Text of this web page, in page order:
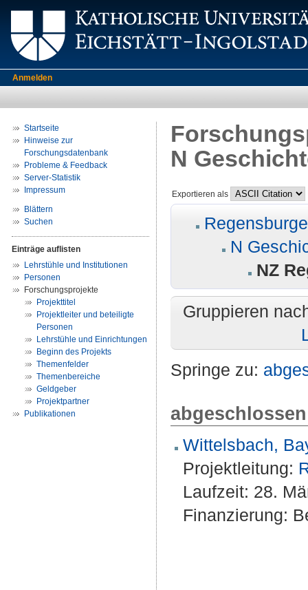
Anmelden
Startseite
Hinweise zur
Forschungsdatenbank
Probleme & Feedback
Server-Statistik
Impressum
Blättern
Suchen
Einträge auflisten
Lehrstühle und Institutionen
Personen
Forschungsprojekte
Projekttitel
Projektleiter und beteiligte
Personen
Lehrstühle und Einrichtungen
Beginn des Projekts
Themenfelder
Themenbereiche
Geldgeber
Projektpartner
Publikationen
N
Exportieren als
N
NZ
Gruppieren
Springe zu:
abgeschlossen
Wittelsbach,
Projektleitung:
Laufzeit: 28.
Finanzierung: